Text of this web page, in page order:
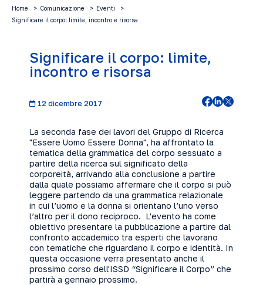
Home Comunicazione
Eventi
Significare il corpo: limite, incontro e risorsa
Significare il corpo: limite,
incontro e risorsa
12 dicembre 2017
La seconda fase dei lavori del Gruppo di Ricerca
"Essere Uomo Essere Donna", ha affrontato la
tematica della grammatica del corpo sessuato a
partire della ricerca sul significato della
corporeità, arrivando alla conclusione a partire
dalla quale possiamo affermare che il corpo si può
leggere partendo da una grammatica relazionale
in cui l’uomo e la donna si orientano l’uno verso
l’altro per il dono reciproco. L’evento ha come
obiettivo presentare la pubblicazione a partire dal
confronto accademico tra esperti che lavorano
con tematiche che riguardano il corpo e identità. In
questa occasione verra presentato anche il
prossimo corso dell'ISSD “Significare il Corpo” che
partirà a gennaio prossimo.